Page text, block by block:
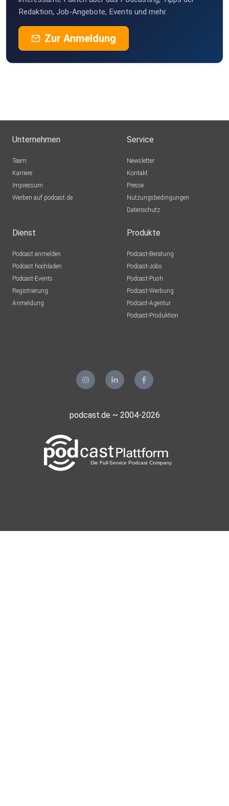
Redaktion, Job-Angebote, Events und mehr.
Zur Anmeldung
Unternehmen
Team
Karriere
Impressum
Werben auf podcast.de
Service
Newsletter
Kontakt
Presse
Nutzungsbedingungen
Datenschutz
Dienst
Podcast anmelden
Podcast hochladen
Podcast-Events
Registrierung
Anmeldung
Produkte
Podcast-Beratung
Podcast-Jobs
Podcast-Push
Podcast-Werbung
Podcast-Agentur
Podcast-Produktion
podcast.de ~ 2004-2026